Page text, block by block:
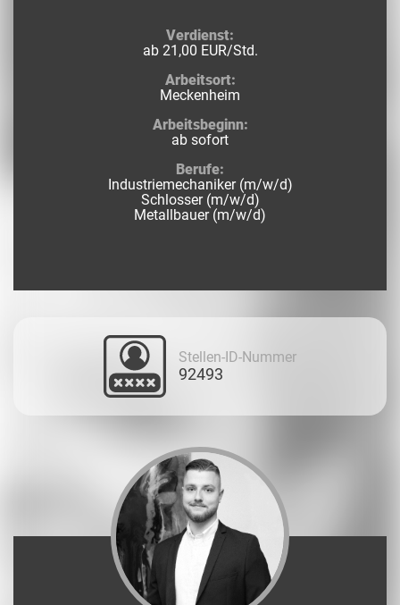
Verdienst:
ab 21,00 EUR/Std.
Arbeitsort:
Meckenheim
Arbeitsbeginn:
ab sofort
Berufe:
Industriemechaniker (m/w/d)
Schlosser (m/w/d)
Metallbauer (m/w/d)
Stellen-ID-Nummer
92493